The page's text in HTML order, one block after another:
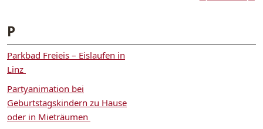
P
Parkbad Freieis – Eislaufen in
Linz
Partyanimation bei
Geburtstagskindern zu Hause
oder in Mieträumen